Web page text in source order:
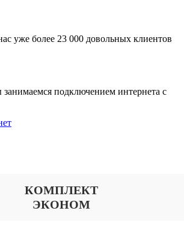
уже более 23 000 довольных клиентов
подключением интернета с
КОМПЛЕКТ
ЭКОНОМ